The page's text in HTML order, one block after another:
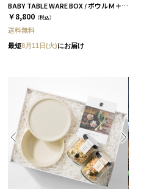
BABY TABLE WARE BOX / ボウルＭ＋お食事エプロン / 茶大色
￥8,800 （税込）
送料無料
最短8月11日(火)にお届け